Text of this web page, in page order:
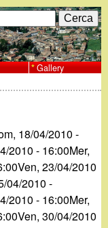
Gallery
18/04/2010 -
2010 - 16:00Mer,
Ven, 23/04/2010
04/2010 -
2010 - 16:00Mer,
Ven, 30/04/2010